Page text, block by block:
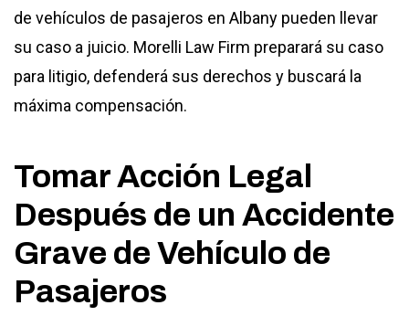
de vehículos de pasajeros en Albany pueden llevar
su caso a juicio. Morelli Law Firm preparará su caso
para litigio, defenderá sus derechos y buscará la
máxima compensación.
Tomar Acción Legal
Después de un Accidente
Grave de Vehículo de
Pasajeros